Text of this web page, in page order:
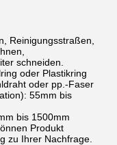
Reinigungsstraßen,
schneiden.
oder Plastikring
oder pp.-Faser
55mm bis
bis 1500mm
Produkt
zu Ihrer Nachfrage.